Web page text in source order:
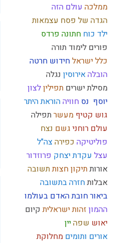
ממלכה עולם הזה
הגדה של פסח עצמאות
ילד כוח חתונה פרדס
פורים לימוד תורה
כלל ישראלחידוש חרטה
הובלהאירוסין נגלה
מסילת ישרים תפיליןלצון
יוסף נס חוויההוראת היתר
גוש קטיף מעשרתפילה
עולם רוחני גשם נצח
פוליטיקה כפירהצה"ל
עצל עקדת יצחק פרוזדור
אורותתיקון חצותתשובה
אבלותחזרה בתשובה
ביאור חובת האדם בעולמו
ההמון זהות ישראליתקיום
יאוש שפהיין
אורים ותומים מחלוקת